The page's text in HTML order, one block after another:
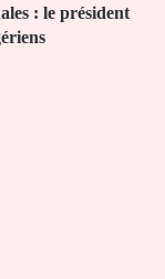
: le président